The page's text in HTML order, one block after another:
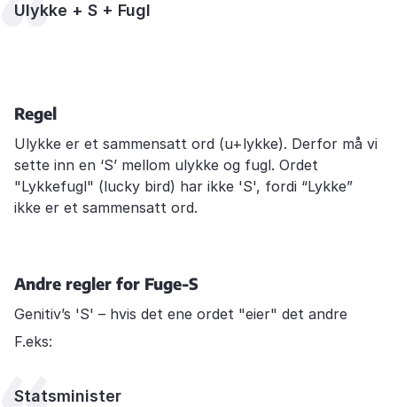
Ulykke + S + Fugl
Regel
Ulykke er et sammensatt ord (u+lykke). Derfor må vi
sette inn en ‘S’ mellom ulykke og fugl. Ordet
"Lykkefugl" (lucky bird) har ikke 'S', fordi “Lykke”
ikke er et sammensatt ord.
Andre regler for Fuge-S
Genitiv’s 'S' – hvis det ene ordet "eier" det andre
F.eks:
Statsminister